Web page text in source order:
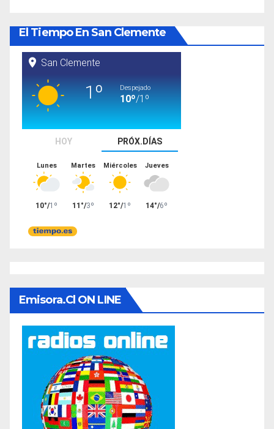
El Tiempo En San Clemente
Emisora.cl ON LINE